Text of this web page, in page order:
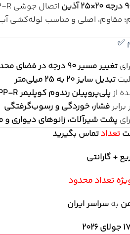
مقاوم، اصلی و مناسب لوله‌کشی
✅
تغییر مسیر ۹۰ درجه در فضای محدود
تبدیل سایز ۲۰ به ۲۵ میلی‌متر
از پلی‌پروپیلن رندوم کوپلیمر PP-R
فشار، خوردگی و رسوب‌گرفتگی
پشت شیرآلات، زانوهای دیواری
تعدادتماس بگیرید
+ گارانتی
تعداد محدود
بهسراسر ایران